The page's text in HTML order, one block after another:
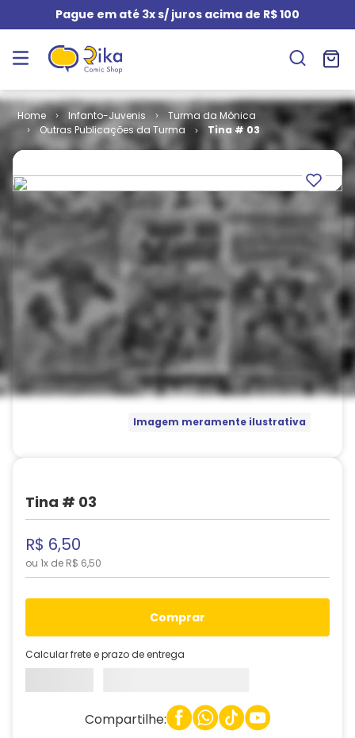
Pague em até 3x s/ juros acima de R$ 100
Infanto-Juvenis
Turma da Mônica
Outras Publicações da Turma
Tina # 03
Imagem meramente ilustrativa
Tina # 03
R$ 6,50
ou 1x de R$ 6,50
comprar
Calcular frete e prazo de entrega
Compartilhe: